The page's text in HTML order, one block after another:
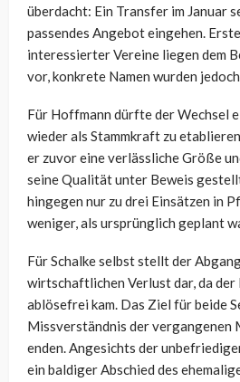
überdacht: Ein Transfer im Januar
passendes Angebot eingehen.
interessierter Vereine liegen dem
vor, konkrete Namen wurden
Für Hoffmann dürfte der Wechsel
wieder als Stammkraft zu
er zuvor eine verlässliche Größe
seine Qualität unter Beweis
hingegen nur zu drei Einsätzen in
weniger, als ursprünglich geplant
Für Schalke selbst stellt der
wirtschaftlichen Verlust dar, da der
ablösefrei kam. Das Ziel für beide
Missverständnis der vergangenen
enden. Angesichts der
ein baldiger Abschied des